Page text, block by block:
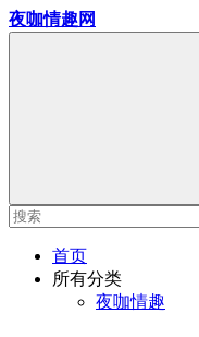
夜咖情趣网
首页
所有分类
夜咖情趣